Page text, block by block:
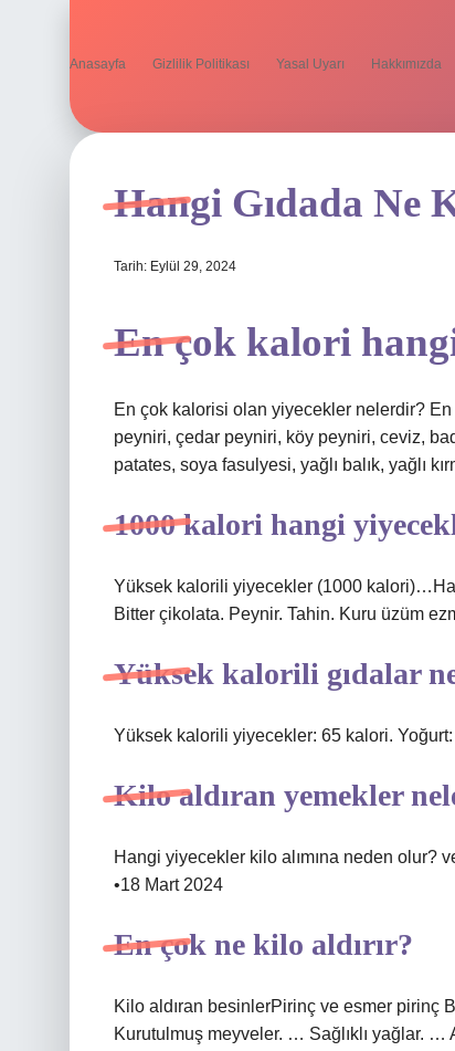
Anasayfa Gizlilik Politikası Yasal Uyarı Hakkımızda
Hangi Gıdada Ne
Tarih: Eylül 29, 2024
En çok kalori
En çok kalorisi olan yiyecekler nelerdir?
peyniri, çedar peyniri, köy peyniri, ceviz,
patates, soya fasulyesi, yağlı balık, yağlı
1000 kalori hangi
Yüksek kalorili yiyecekler (1000
Bitter çikolata. Peynir. Tahin. Kuru üzüm
Yüksek kalorili gıdalar
Yüksek kalorili yiyecekler: 65 kalori.
Kilo aldıran yemekler
Hangi yiyecekler kilo alımına neden
•18 Mart 2024
En çok ne kilo aldırır?
Kilo aldıran besinlerPirinç ve esmer pirinç
Kurutulmuş meyveler. … Sağlıklı yağlar.